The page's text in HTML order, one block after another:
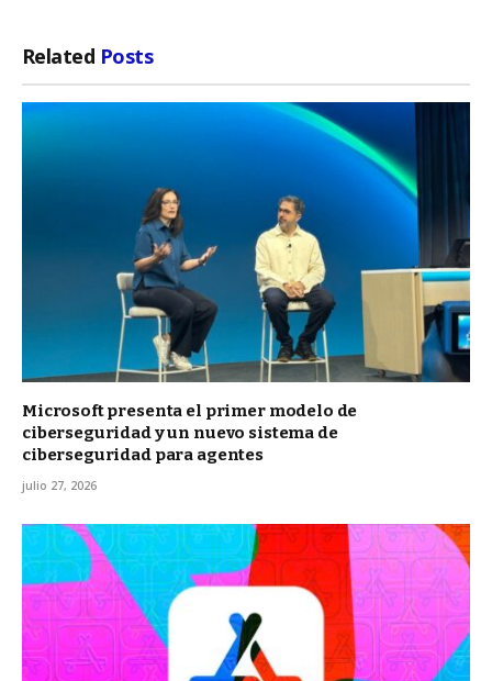
Related Posts
Microsoft presenta el primer modelo de
ciberseguridad y un nuevo sistema de
ciberseguridad para agentes
julio 27, 2026